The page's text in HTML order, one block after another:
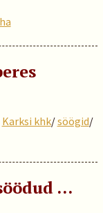
Karksi khk/söögid/
…